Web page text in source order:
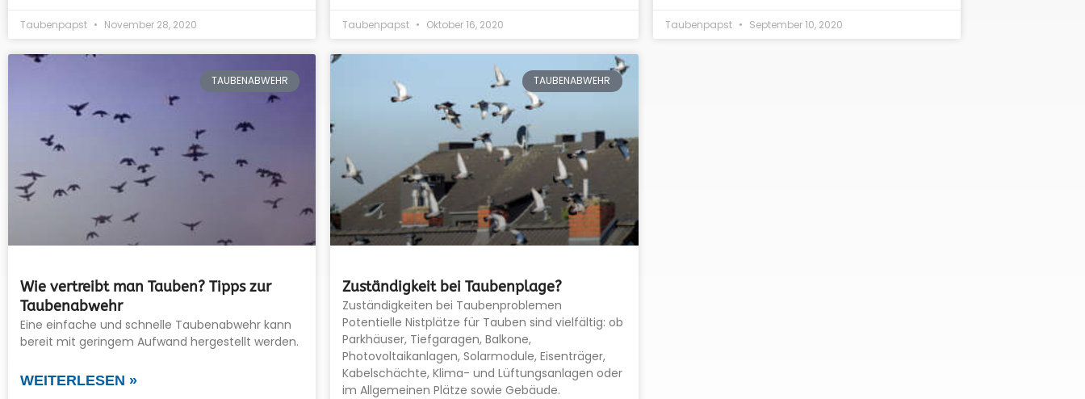
Taubenpapst November 28, 2020 Taubenpapst Oktober 16, 2020 Taubenpapst September 10, 2020
TAUBENABWEHR
Wie vertreibt man Tauben? Tipps zur
Taubenabwehr
Eine einfache und schnelle Taubenabwehr kann
bereit mit geringem Aufwand hergestellt werden.
WEITERLESEN »
TAUBENABWEHR
Zuständigkeit bei Taubenplage?
Zuständigkeiten bei Taubenproblemen
Potentielle Nistplätze für Tauben sind vielfältig: ob
Parkhäuser, Tiefgaragen, Balkone,
Photovoltaikanlagen, Solarmodule, Eisenträger,
Kabelschächte, Klima- und Lüftungsanlagen oder
im Allgemeinen Plätze sowie Gebäude.